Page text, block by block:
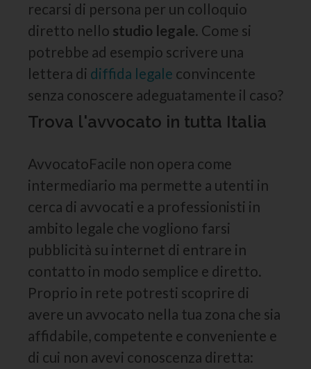
recarsi di persona per un colloquio
diretto nello studio legale. Come si
potrebbe ad esempio scrivere una
lettera di diffida legale convincente
senza conoscere adeguatamente il caso?
Trova l'avvocato in tutta Italia
AvvocatoFacile non opera come
intermediario ma permette a utenti in
cerca di avvocati e a professionisti in
ambito legale che vogliono farsi
pubblicità su internet di entrare in
contatto in modo semplice e diretto.
Proprio in rete potresti scoprire di
avere un avvocato nella tua zona che sia
affidabile, competente e conveniente e
di cui non avevi conoscenza diretta: